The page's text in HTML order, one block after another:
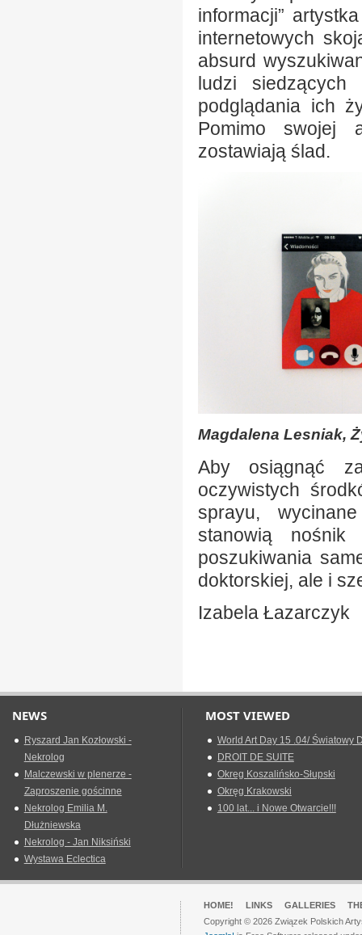
informacji”
internetowych
absurd
ludzi siedzących
podglądania ich
Pomimo swojej
zostawiają ślad.
Magdalena Lesniak,
Aby osiągnąć
oczywistych
sprayu,
stanowią nośnik
poszukiwania
doktorskiej, ale i
Izabela Łazarczyk
NEWS
Ryszard Jan Kozłowski -
Nekrolog
Malczewski w plenerze -
Zaproszenie gościnne
Nekrolog Emilia M.
Dłużniewska
Nekrolog - Jan Niksiński
Wystawa Eclectica
MOST VIEWED
World Art Day 15 .04/ Światowy
DROIT DE SUITE
Okreg Koszalińsko-Słupski
Okręg Krakowski
100 lat... i Nowe Otwarcie!!!
HOME! LINKS GALLERIES
Copyright © 2026 Związek Polskich